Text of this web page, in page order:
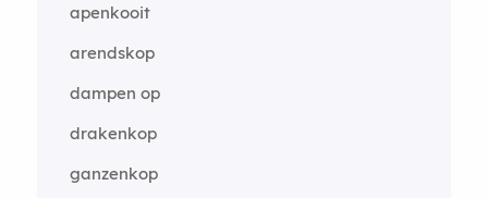
apenkooit
arendskop
dampen op
drakenkop
ganzenkop